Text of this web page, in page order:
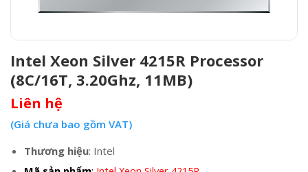
Intel Xeon Silver 4215R Processor
(8C/16T, 3.20Ghz, 11MB)
Liên hệ
(Giá chưa bao gồm VAT)
Thương hiệu: Intel